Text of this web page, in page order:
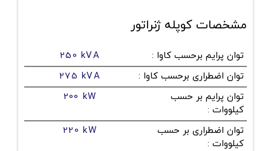
مشخصات کوپله ژنراتور
توان پرایم برحسب کاوا :
250 kVA
توان اضطراری برحسب کاوا :
275 kVA
توان پرایم بر حسب
کیلووات :
200 kW
توان اضطراری بر حسب
کیلووات :
220 kW